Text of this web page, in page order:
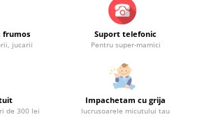
frumos
jucarii
Suport telefonic
Pentru super-mamici
de 300 lei
Impachetam cu grija
lucrusoarele micutului tau